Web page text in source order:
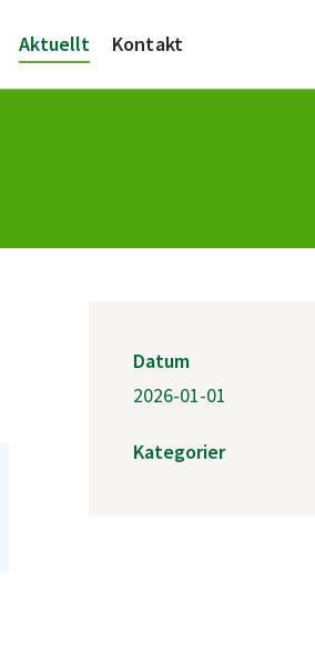
Aktuellt Kontakt
Datum
2026-01-01
Kategorier